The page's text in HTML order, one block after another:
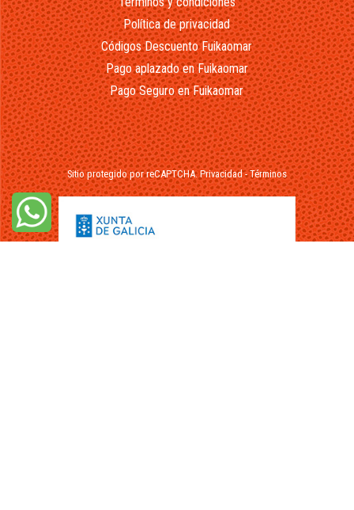
Política de privacidad
Códigos Descuento Fuikaomar
Pago aplazado en Fuikaomar
Pago Seguro en Fuikaomar
Sitio protegido por reCAPTCHA.Privacidad-Términos